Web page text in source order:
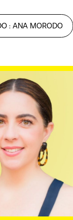
: ANA MORODO